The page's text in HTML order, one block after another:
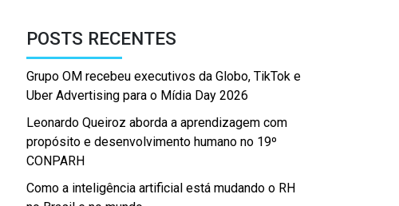
POSTS RECENTES
Grupo OM recebeu executivos da Globo, TikTok e
Uber Advertising para o Mídia Day 2026
Leonardo Queiroz aborda a aprendizagem com
propósito e desenvolvimento humano no 19º
CONPARH
Como a inteligência artificial está mudando o RH